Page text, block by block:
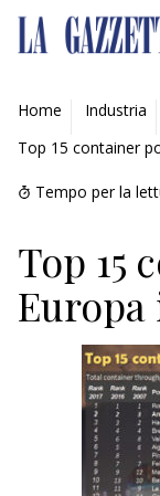
AMBIENTE
MOBILITÀ
INDUSTRIA
RICERCA
ECONOMIA
TURISMO
CULTURA
NAUTICA
Home Industria
Top 15 container
Tempo per la
Top 15
Europa